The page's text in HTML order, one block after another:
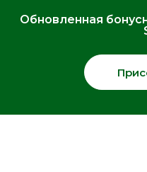
Обновленная